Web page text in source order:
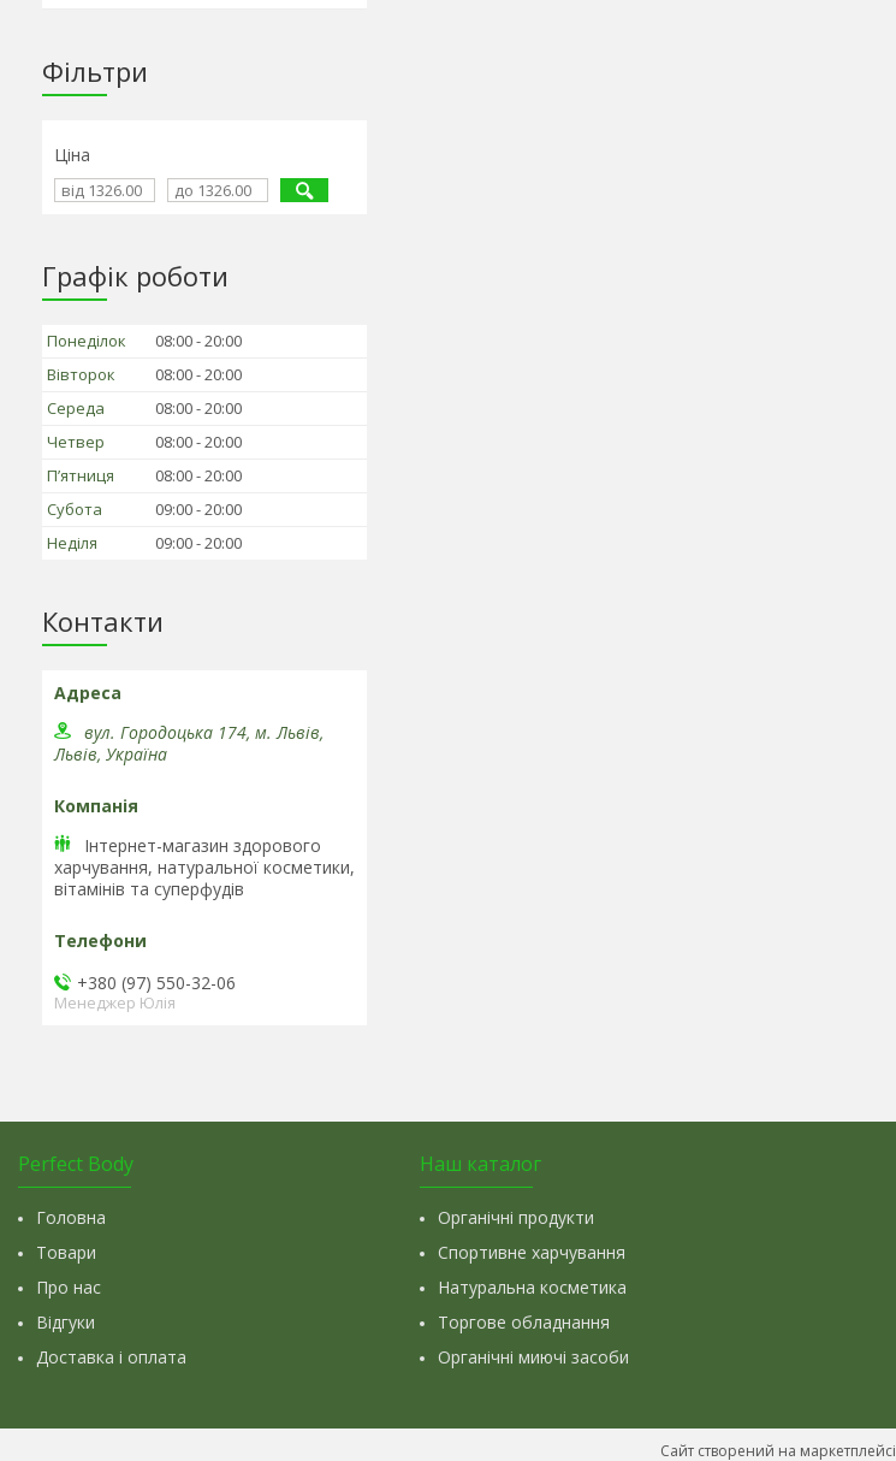
Фільтри
Ціна
Графік роботи
Понеділок 08:00 20:00
Вівторок
08:00 20:00
Середа
08:00 20:00
Четвер
08:00 20:00
Пʼятниця
08:00 20:00
Субота
09:00 20:00
Неділя
09:00 20:00
Контакти
вул. Городоцька 174, м. Львів,
Львів, Україна
Інтернет-магазин здорового
харчування, натуральної косметики,
вітамінів та cуперфудів
+380 (97) 550-32-06
Менеджер Юлія
Perfect Body
Головна
Товари
Про нас
Відгуки
Доставка і оплата
Наш каталог
Органічні продукти
Спортивне харчування
Натуральна косметика
Торгове обладнання
Органічні миючі засоби
Сайт створений на маркетплейсі